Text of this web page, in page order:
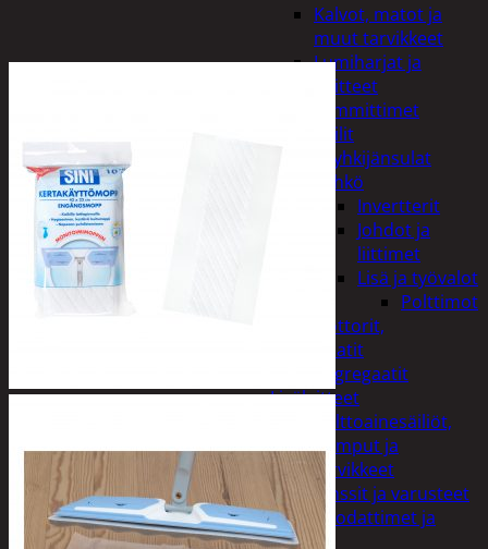
Kalvot, matot ja
muut tarvikkeet
Lumiharjat ja
peitteet
Lämmittimet
Peilit
Pyyhkijänsulat
Sähkö
Invertterit
Johdot ja
liittimet
Lisä ja työvalot
Polttimot
Irtomoottorit,
aggregaatit
Aggregaatit
Lisälaitteet
Polttoainesäiliöt,
pumput ja
tarvikkeet
Vinssit ja varusteet
Öljyt, suodattimet ja
nesteet